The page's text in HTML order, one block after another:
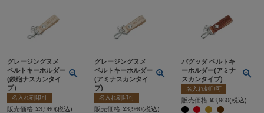
グレージングヌメ
ベルトキーホルダー
(鉄砲ナスカンタイ
プ）
名入れ刻印可
販売価格 ¥3,960 税込
グレージングヌメ
ベルトキーホルダー
(アミナスカンタイ
プ)
名入れ刻印可
販売価格 ¥3,960 税込
バグッダ ベルトキ
ーホルダー(アミナ
スカンタイプ)
名入れ刻印可
販売価格 ¥3,960 税込